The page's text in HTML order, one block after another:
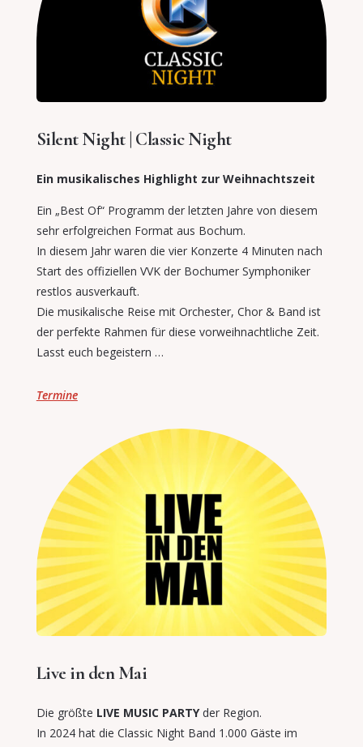
Silent Night | Classic Night
Ein musikalisches Highlight zur Weihnachtszeit
Ein „Best Of“ Programm der letzten Jahre von diesem
sehr erfolgreichen Format aus Bochum.
In diesem Jahr waren die vier Konzerte 4 Minuten nach
Start des offiziellen VVK der Bochumer Symphoniker
restlos ausverkauft.
Die musikalische Reise mit Orchester, Chor & Band ist
der perfekte Rahmen für diese vorweihnachtliche Zeit.
Lasst euch begeistern …
Termine
Live in den Mai
Die größte LIVE MUSIC PARTYder Region.
In 2024 hat die Classic Night Band 1.000 Gäste im